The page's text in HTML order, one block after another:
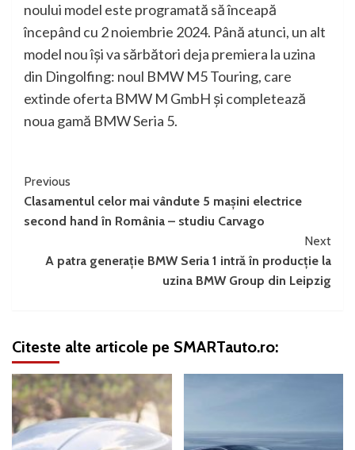
noului model este programată să înceapă
începând cu 2 noiembrie 2024. Până atunci, un alt
model nou îşi va sărbători deja premiera la uzina
din Dingolfing: noul BMW M5 Touring, care
extinde oferta BMW M GmbH şi completează
noua gamă BMW Seria 5.
Continue
Reading
Previous
Clasamentul celor mai vândute 5 mașini electrice
second hand în România – studiu Carvago
Next
A patra generaţie BMW Seria 1 intră în producţie la
uzina BMW Group din Leipzig
Citeste alte articole pe SMARTauto.ro: